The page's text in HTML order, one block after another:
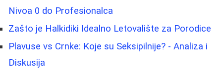
Nivoa 0 do Profesionalca
Zašto je Halkidiki Idealno Letovalište za Porodice
Plavuse vs Crnke: Koje su Seksipilnije? - Analiza i
Diskusija